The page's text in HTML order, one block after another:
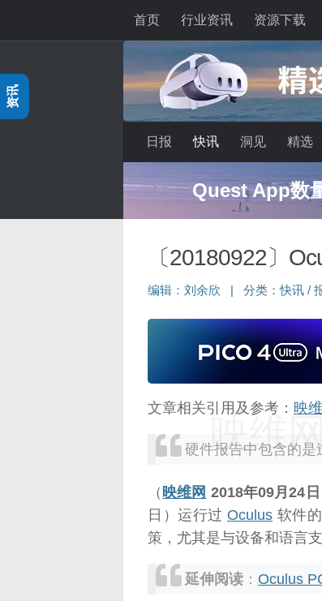
首页 行业资讯 资源下载
日报 快讯 洞见 精选
Quest App数
〔20180922〕
编辑： 刘余欣 分类：快讯 /
文章相关引用及参考： 映
硬件报告中包含的是
（ 映维网 2018年09月24日
日）运行过 Oculus 软件
策，尤其是与设备和语言
延伸阅读 ： Oculus
映维
资讯